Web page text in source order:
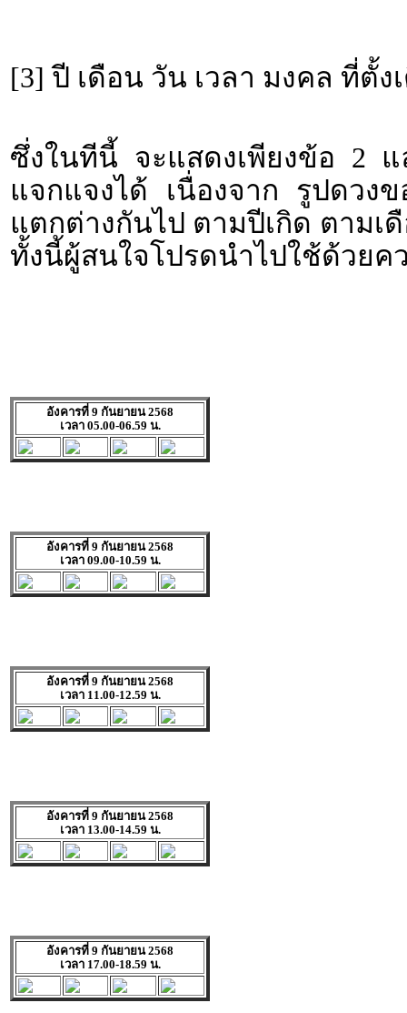
[3] ปี เดือน วัน เวลา มงคล ที่ตั้ง
ซึ่งในทีนี้ จะแสดงเพียงข้อ 2
แจกแจงได้ เนื่องจาก รูปดวง
แตกต่างกันไป ตามปีเกิด ตามเ
ทั้งนี้ผู้สนใจโปรดนำไปใช้ด้วยค
อังคารที่ 9 กันยายน 2568
เวลา 05.00-06.59 น.
อังคารที่ 9 กันยายน 2568
เวลา 09.00-10.59 น.
อังคารที่ 9 กันยายน 2568
เวลา 11.00-12.59 น.
อังคารที่ 9 กันยายน 2568
เวลา 13.00-14.59 น.
อังคารที่ 9 กันยายน 2568
เวลา 17.00-18.59 น.